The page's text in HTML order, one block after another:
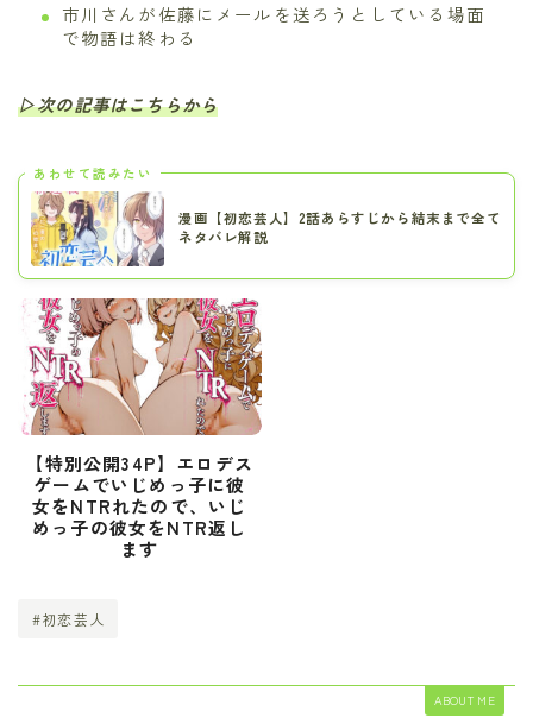
市川さんが佐藤にメールを送ろうとしている場面
で物語は終わる
▷次の記事はこちらから
あわせて読みたい
漫画【初恋芸人】2話あらすじから結末まで全て
ネタバレ解説
【特別公開34P】エロデス
ゲームでいじめっ子に彼
女をNTRれたので、いじ
めっ子の彼女をNTR返し
ます
#初恋芸人
ABOUT ME